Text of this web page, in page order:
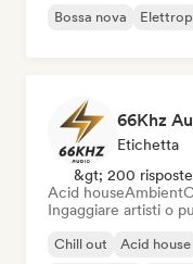
Bossa nova
66Khz
Etichetta
&gt; 200
Acid houseAmbient
Ingaggiare artisti o
Chill out Acid house